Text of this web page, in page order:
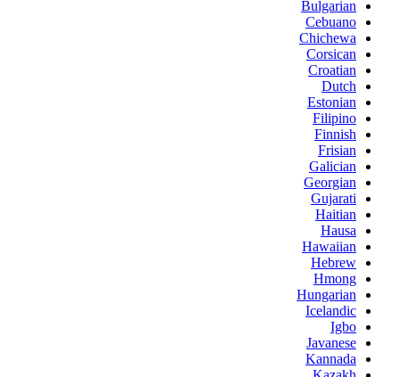
Bulgarian
Cebuano
Chichewa
Corsican
Croatian
Dutch
Estonian
Filipino
Finnish
Frisian
Galician
Georgian
Gujarati
Haitian
Hausa
Hawaiian
Hebrew
Hmong
Hungarian
Icelandic
Igbo
Javanese
Kannada